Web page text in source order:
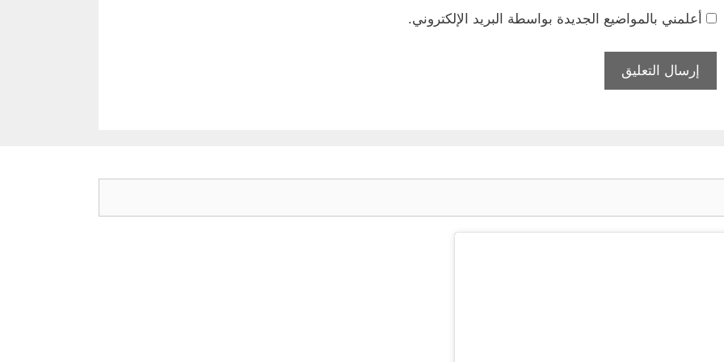
أعلمني بالمواضيع الجديدة بواسطة البريد الإلكتروني.